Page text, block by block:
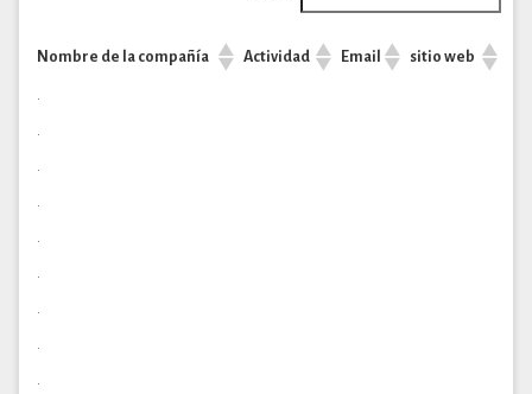
Nombre de la compañía Actividad Email sitio web
.
.
.
.
.
.
.
.
.